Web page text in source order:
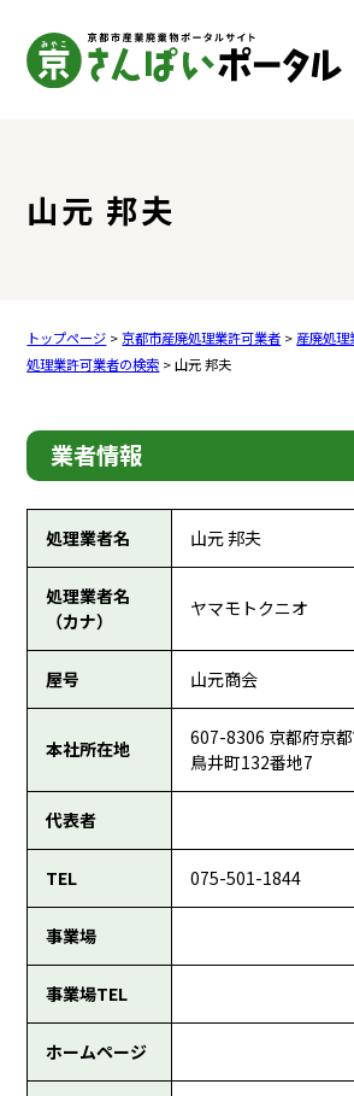
山元 邦夫
トップページ >京都市産廃処理業許可業者 > 産廃処
処理業許可業者の検索 > 山元 邦夫
業者情報
処理業者名 山元 邦夫
処理業者名
（カナ）
ヤマモトクニオ
屋号 山元商会
本社所在地
607-8306 京都府京
鳥井町132番地7
代表者
TEL 075-501-1844
事業場
事業場TEL
ホームページ